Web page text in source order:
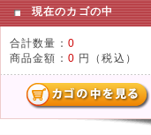
現在のカゴの中
合計数量： 0
商品金額： 0 円（税込）